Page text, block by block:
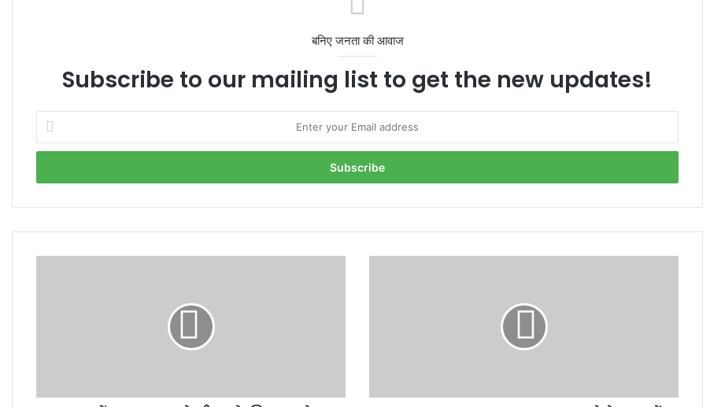
बनिए जनता की आवाज
Subscribe to our mailing list to get the new updates!
Enter
your
Email
अब
शामिल